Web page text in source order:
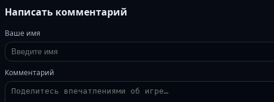
Написать комментарий
Ваше имя
Комментарий